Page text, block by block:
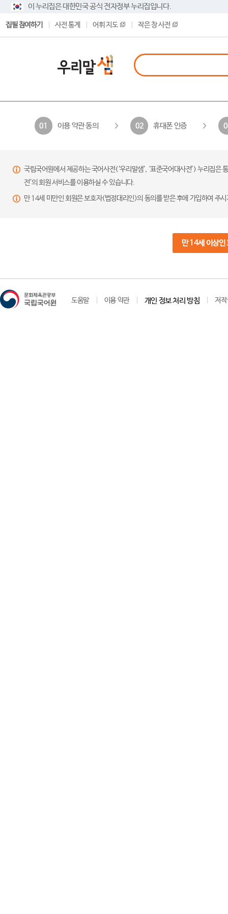
이 누리집은 대한민국 공식 전자정부 누리집입니다.
집필 참여하기 사전 통계 어휘 지도 작은 창 사전
01 이용 약관 동의 02 휴대폰 인증
국립국어원에서 제공하는 국어사전(‘우리말샘’, ‘표준국어대사전’) 누리집
전’의 회원 서비스를 이용하실 수 있습니다.
만 14세 미만인 회원은 보호자(법정대리인)의 동의를 받은 후에 가입하여 주
만 14세 이상인
도움말 이용 약관 개인 정보 처리 방침 저